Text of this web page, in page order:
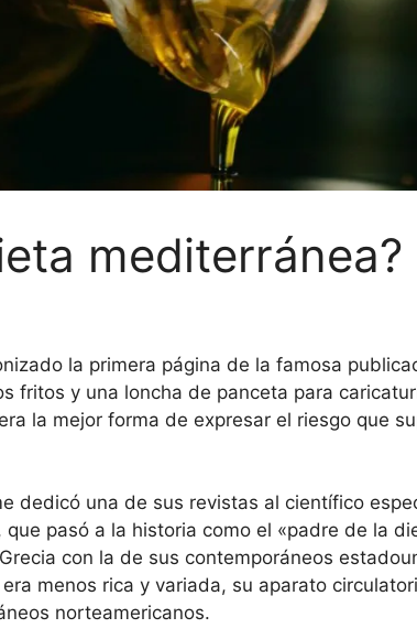
mediterránea?
la primera página de la famosa
fritos y una loncha de panceta para
la mejor forma de expresar el riesgo que
dedicó una de sus revistas al científico
que pasó a la historia como el «padre de la
con la de sus contemporáneos
menos rica y variada, su aparato
norteamericanos.